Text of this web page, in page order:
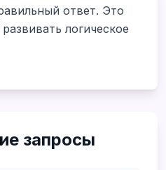
ответ. Это
логическое
запросы